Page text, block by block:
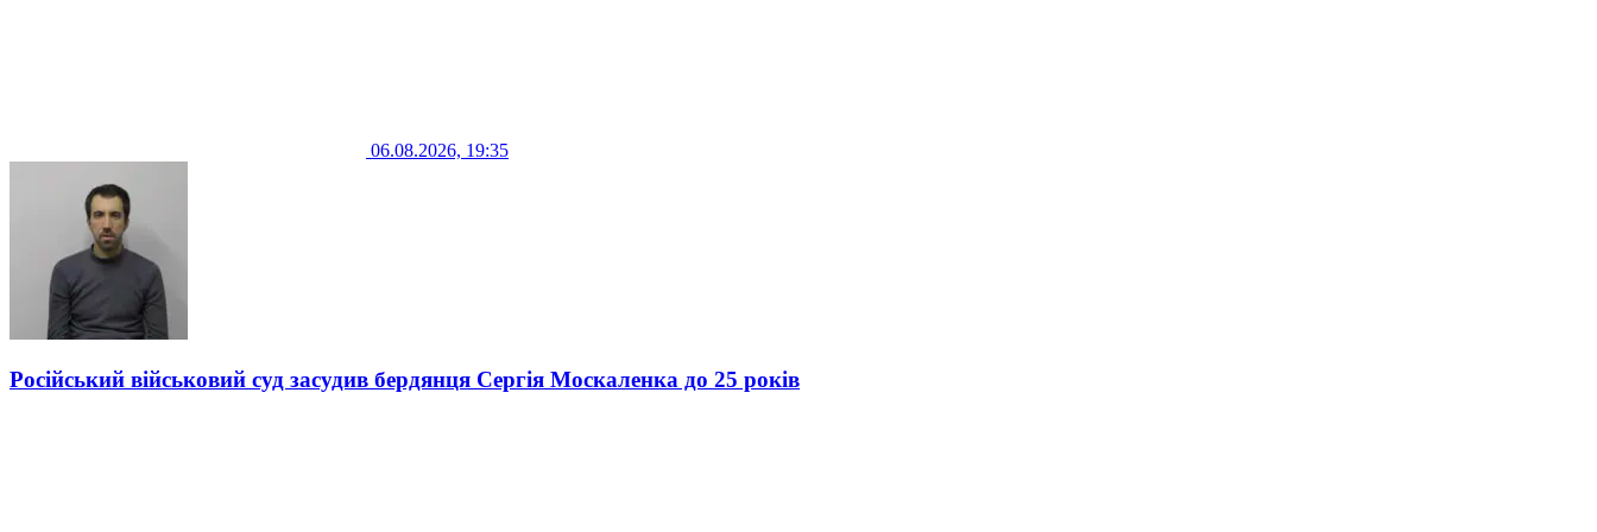
06.08.2026, 19:35
Російський військовий суд засудив бердянця Сергія Москаленка до 25 років